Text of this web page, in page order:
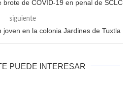
brote de COVID-19 en penal de SCLC
siguiente
joven en la colonia Jardines de Tuxtla
PUEDE INTERESAR